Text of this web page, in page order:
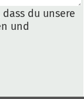
du unsere
und